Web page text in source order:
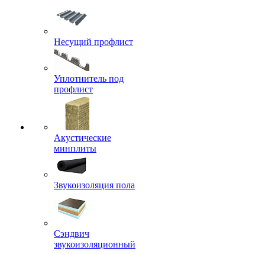
Несущий профлист
Уплотнитель под
профлист
Акустические
минплиты
Звукоизоляция пола
Сэндвич
звукоизоляционный